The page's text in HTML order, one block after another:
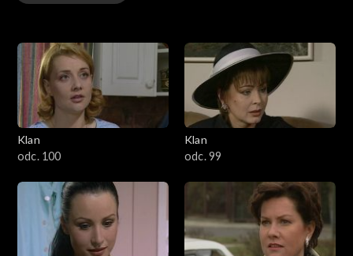
4601–4700
4501–4600
4401–4500
4301–4400
4201–4300
Klan
odc. 100
Klan
odc. 99